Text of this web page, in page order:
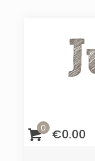
0 €0.00